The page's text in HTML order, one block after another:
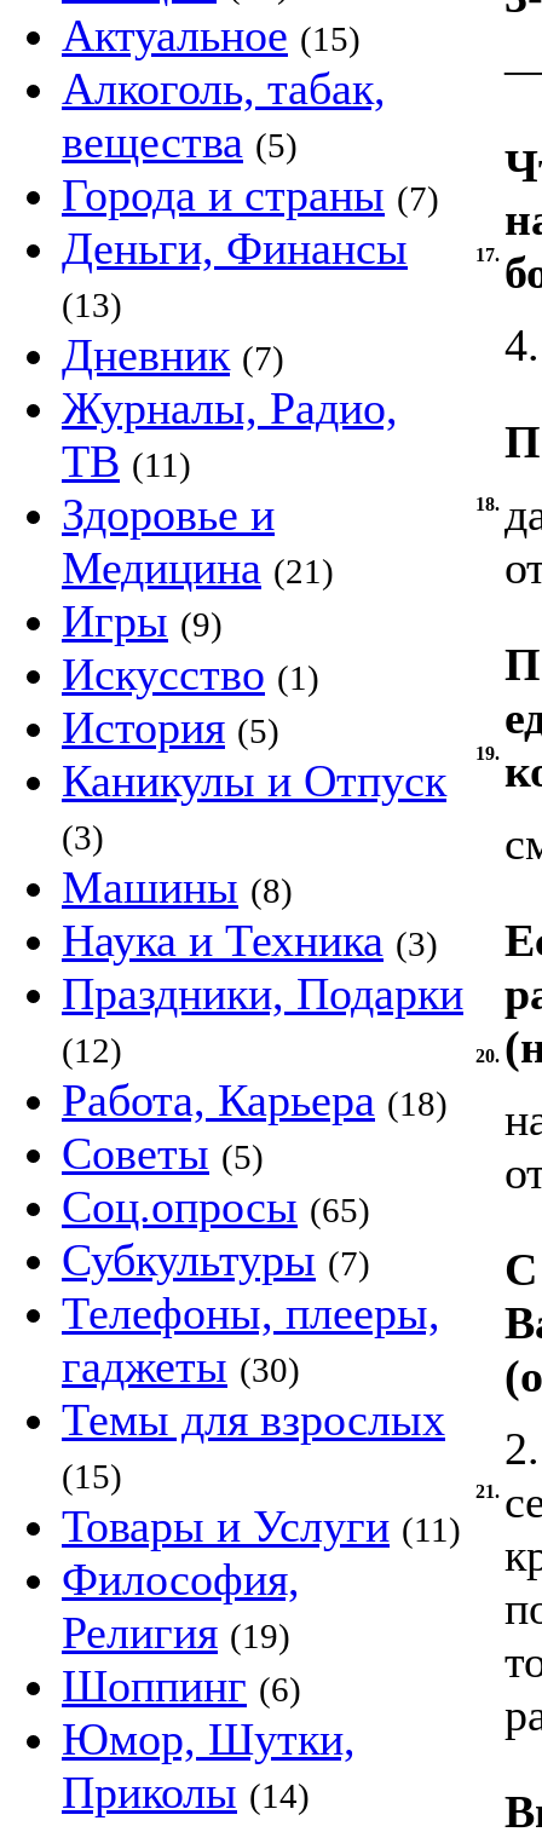
Актуальное (15)
Алкоголь, табак,
вещества (5)
Города и страны (7)
Деньги, Финансы
(13)
Дневник (7)
Журналы, Радио,
ТВ (11)
Здоровье и
Медицина (21)
Игры (9)
Искусство (1)
История (5)
Каникулы и Отпуск
(3)
Машины (8)
Наука и Техника (3)
Праздники, Подарки
(12)
Работа, Карьера (18)
Советы (5)
Соц.опросы (65)
Субкультуры (7)
Телефоны, плееры,
гаджеты (30)
Темы для взрослых
(15)
Товары и Услуги (11)
Философия,
Религия (19)
Шоппинг (6)
Юмор, Шутки,
Приколы (14)
17.
18.
19.
20.
21.
С